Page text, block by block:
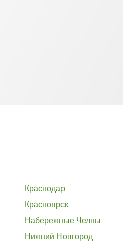
Краснодар
Красноярск
Набережные Челны
Нижний Новгород